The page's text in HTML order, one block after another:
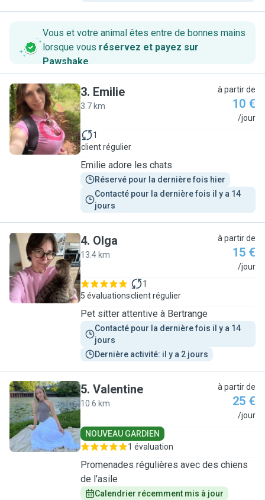
Vous et votre animal êtes entre de bonnes mains
lorsque vous réservez et payez sur
Pawshake.
E
3. Emilie
3.7 km
à partir de
10 €
/jour
1
client régulier
Emilie adore les chats
Réservé pour la dernière fois hier
Contacté pour la dernière fois il y a 14
jours
O
4. Olga
13.4 km
à partir de
15 €
/jour
5 évaluations
1
client régulier
Pet sitter attentive à Bertrange
Contacté pour la dernière fois il y a 14
jours
Dernière activité: il y a 2 jours
V
5. Valentine
10.6 km
à partir de
25 €
/jour
NOUVEAU GARDIEN
1 évaluation
Promenades régulières avec des chiens
de l’asile
Calendrier récemment mis à jour